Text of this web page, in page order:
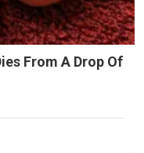
From A Drop Of